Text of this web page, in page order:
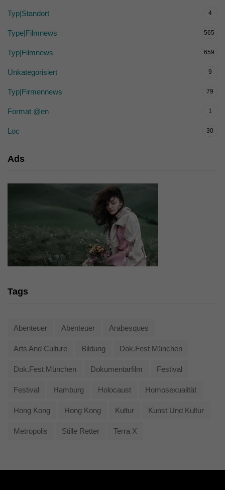
Typ|Standort 4
Type|Filmnews 565
Typ|Filmnews 659
Unkategorisiert 9
Typ|Firmennews 79
Format @en 1
Loc 30
Ads
Tags
Abenteuer Abenteuer Arabesques
Arts And Culture Bildung Dok.fest München
Dok.fest München Dokumentarfilm Festival
Festival Hamburg Holocaust Homosexualität
Hong Kong Hong Kong Kultur Kunst Und Kultur
Metropolis Stille Retter Terra X